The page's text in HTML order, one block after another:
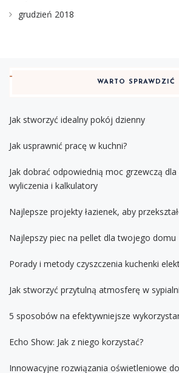
grudzień 2018
WARTO SPRAWDZIĆ
Jak stworzyć idealny pokój dzienny
Jak usprawnić pracę w kuchni?
Jak dobrać odpowiednią moc grzewczą
wyliczenia i kalkulatory
Najlepsze projekty łazienek, aby
Najlepszy piec na pellet dla twojego domu
Porady i metody czyszczenia kuchenki
Jak stworzyć przytulną atmosferę w
5 sposobów na efektywniejsze
Echo Show: Jak z niego korzystać?
Innowacyjne rozwiązania oświetleniowe